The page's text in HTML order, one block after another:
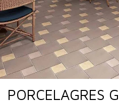
PORCELAGRES